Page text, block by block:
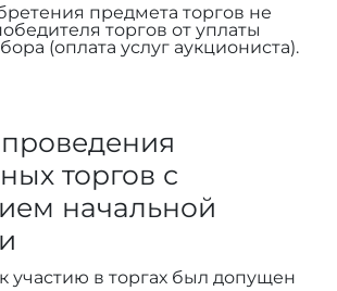
предмета торгов не
торгов от уплаты
(оплата услуг аукциониста).
торгов с
начальной
участию в торгах был допущен